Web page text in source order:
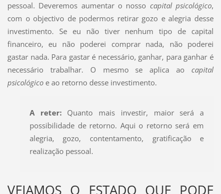
pessoal. Deveremos aumentar o nosso capital psicológico,
com o objectivo de podermos retirar gozo e alegria desse
investimento. Se eu não tiver nenhum tipo de capital
financeiro, eu não poderei comprar nada, não poderei
gastar nada. Para gastar é necessário, ganhar, para ganhar é
necessário trabalhar. O mesmo se aplica aocapital
psicológicoe ao retorno desse investimento.
A reter:Quanto mais investir, maior será a
possibilidade de retorno. Aqui o retorno será em
alegria, gozo, contentamento, gratificação e
realização pessoal.
VEJAMOS O ESTADO QUE PODE